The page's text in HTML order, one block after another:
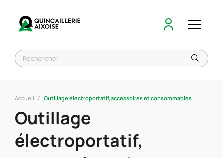
Accueil Outillage électroportatif, accessoires et consommables
Outillage
électroportatif,